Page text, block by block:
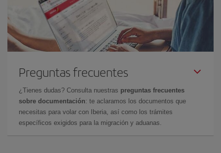
Preguntas frecuentes
¿Tienes dudas? Consulta nuestras preguntas frecuentes
sobre documentación: te aclaramos los documentos que
necesitas para volar con Iberia, así como los trámites
específicos exigidos para la migración y aduanas.